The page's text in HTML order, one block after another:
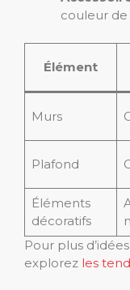
couleur
Élément
Murs
Plafond
Éléments
décoratifs
Pour plus
explorez les